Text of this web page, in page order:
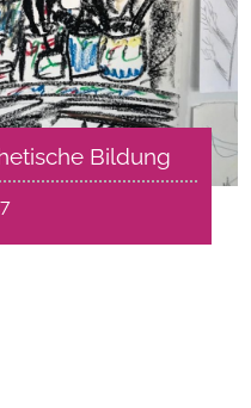
Bildung